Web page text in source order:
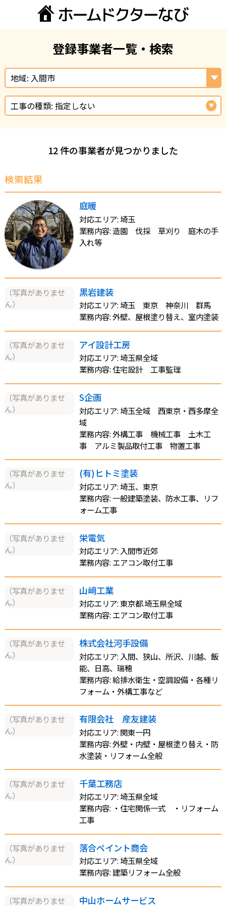
登録事業者一覧・検索
地域: 入間市
工事の種類: 指定しない
12 件の事業者が見つかりました
検索結果
庭暖
対応エリア: 埼玉
業務内容: 造園 伐採 草刈り 庭木の手
入れ等
（写真がありませ
ん）
黒岩建装
対応エリア: 埼玉 東京 神奈川 群馬
業務内容: 外壁、屋根塗り替え、室内塗装
（写真がありませ
ん）
アイ設計工房
対応エリア: 埼玉県全域
業務内容: 住宅設計 工事監理
（写真がありませ
ん）
S企画
対応エリア: 埼玉全域 西東京・西多摩全
域
業務内容: 外構工事 機械工事 土木工
事 アルミ製品取付工事 物置工事
（写真がありませ
ん）
(有)ヒトミ塗装
対応エリア: 埼玉、東京
業務内容: 一般建築塗装、防水工事、リフ
ォーム工事
（写真がありませ
ん）
栄電気
対応エリア: 入間市近郊
業務内容: エアコン取付工事
（写真がありませ
ん）
山﨑工業
対応エリア: 東京都.埼玉県全域
業務内容: エアコン取付工事
（写真がありませ
ん）
株式会社河手設備
対応エリア: 入間、狭山、所沢、川越、飯
能、日高、瑞穂
業務内容: 給排水衛生・空調設備・各種リ
フォーム・外構工事など
（写真がありませ
ん）
有限会社 産友建装
対応エリア: 関東一円
業務内容: 外壁・内壁・屋根塗り替え・防
水塗装・リフォーム全般
（写真がありませ
ん）
千葉工務店
対応エリア: 埼玉県全域
業務内容: ・住宅関係一式 ・リフォーム
工事
（写真がありませ
ん）
落合ペイント商会
対応エリア: 埼玉県全域
業務内容: 建築リフォーム全般
（写真がありませ 中山ホームサービス